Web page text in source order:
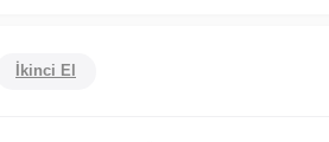
İkinci El